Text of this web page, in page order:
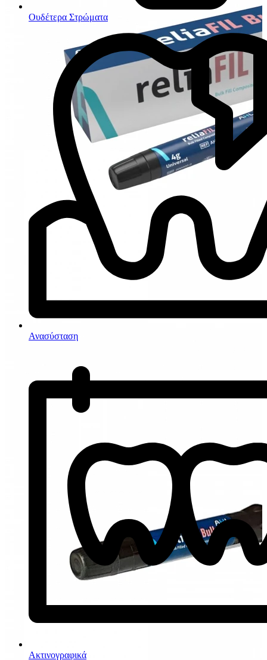
Ουδέτερα Στρώματα
Ανασύσταση
Ακτινογραφικά